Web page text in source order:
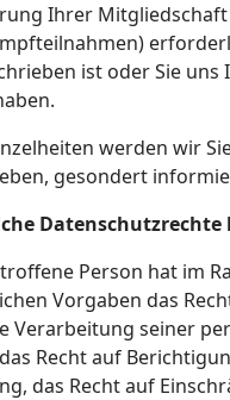
Ihrer Mitgliedschaft
ist oder Sie uns
werden wir
gesondert
Datenschutzrechte
Person hat im
Vorgaben das
Verarbeitung seiner
Recht auf
das Recht auf